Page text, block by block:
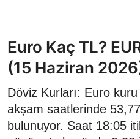
Euro Kaç TL?
(15 Haziran
Döviz Kurları: Euro
akşam saatlerinde
bulunuyor. Saat 18:05